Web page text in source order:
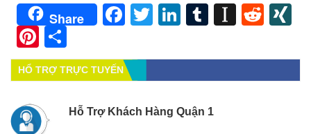
Share Facebook
TwitterLinkedIn
Tumblr
Pinterest
HỔ TRỢ TRỰC TUYẾN
Hỗ Trợ Khách Hàng Quận 1